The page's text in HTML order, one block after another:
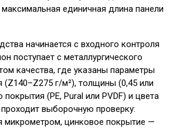
единичная длина панели
начинается с входного контроля
поступает с металлургического
качества, где указаны параметры
(Z140–Z275 г/м²), толщины (0,45 или
(PE, Pural или PVDF) и цвета
выборочную проверку:
микрометром, цинковое покрытие —